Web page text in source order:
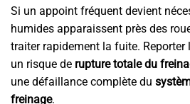
Si un appoint fréquent devient
humides apparaissent près des
traiter rapidement la fuite. Reporter
un risque de rupture totale du
une défaillance complète du
freinage.